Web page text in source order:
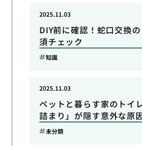
DIY前に確認！蛇口交換
須チェック
2025.11.03
知識
ペットと暮らす家のトイ
詰まり」が隠す意外な原
2025.11.03
未分類